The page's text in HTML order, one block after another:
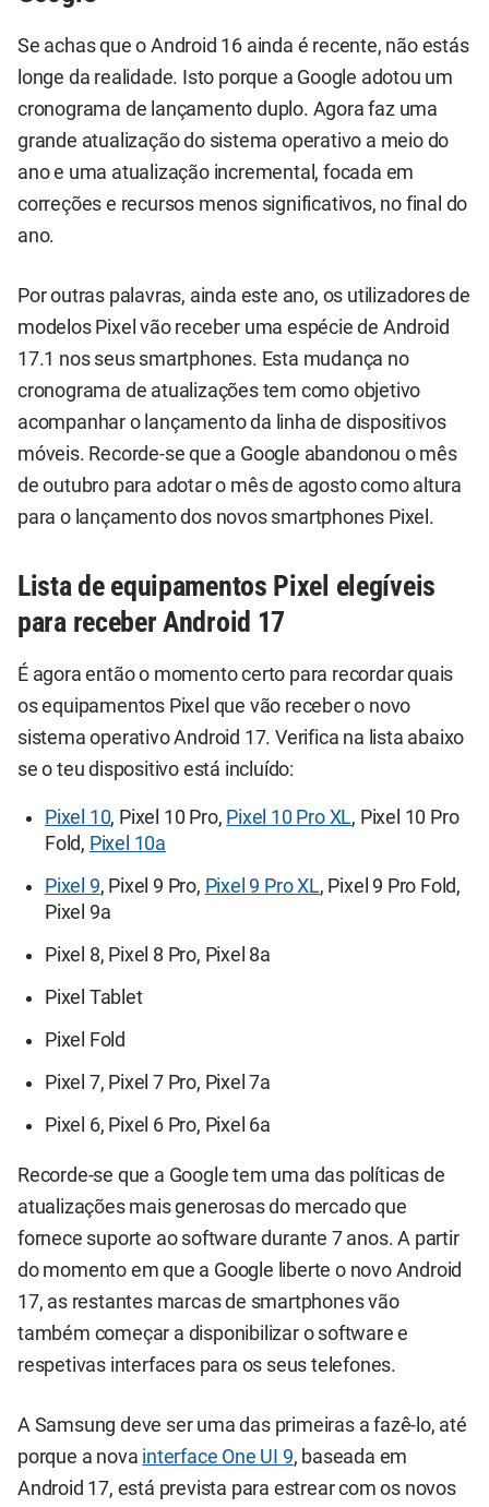
Se achas que o Android 16 ainda é recente, não estás
longe da realidade. Isto porque a Google adotou um
cronograma de lançamento duplo. Agora faz uma
grande atualização do sistema operativo a meio do
ano e uma atualização incremental, focada em
correções e recursos menos significativos, no final do
ano.
Por outras palavras, ainda este ano, os utilizadores de
modelos Pixel vão receber uma espécie de Android
17.1 nos seus smartphones. Esta mudança no
cronograma de atualizações tem como objetivo
acompanhar o lançamento da linha de dispositivos
móveis. Recorde-se que a Google abandonou o mês
de outubro para adotar o mês de agosto como altura
para o lançamento dos novos smartphones Pixel.
Lista de equipamentos Pixel elegíveis
para receber Android 17
É agora então o momento certo para recordar quais
os equipamentos Pixel que vão receber o novo
sistema operativo Android 17. Verifica na lista abaixo
se o teu dispositivo está incluído:
Pixel 10, Pixel 10 Pro, Pixel 10 Pro XL, Pixel 10 Pro
Fold, Pixel 10a
Pixel 9, Pixel 9 Pro, Pixel 9 Pro XL, Pixel 9 Pro Fold,
Pixel 9a
Pixel 8, Pixel 8 Pro, Pixel 8a
Pixel Tablet
Pixel Fold
Pixel 7, Pixel 7 Pro, Pixel 7a
Pixel 6, Pixel 6 Pro, Pixel 6a
Recorde-se que a Google tem uma das políticas de
atualizações mais generosas do mercado que
fornece suporte ao software durante 7 anos. A partir
do momento em que a Google liberte o novo Android
17, as restantes marcas de smartphones vão
também começar a disponibilizar o software e
respetivas interfaces para os seus telefones.
A Samsung deve ser uma das primeiras a fazê-lo, até
porque a nova interface One UI 9, baseada em
Android 17, está prevista para estrear com os novos